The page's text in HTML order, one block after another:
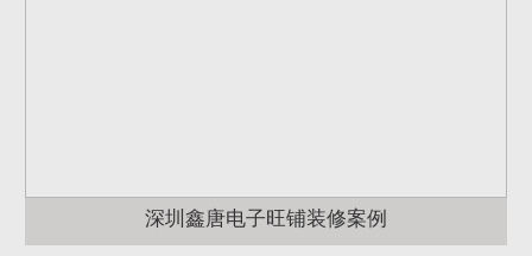
深圳鑫唐电子旺铺装修案例